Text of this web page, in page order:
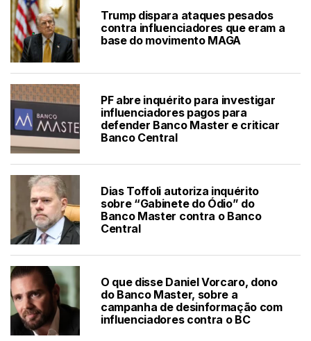
Trump dispara ataques pesados
contra influenciadores que eram a
base do movimento MAGA
PF abre inquérito para investigar
influenciadores pagos para
defender Banco Master e criticar
Banco Central
Dias Toffoli autoriza inquérito
sobre “Gabinete do Ódio” do
Banco Master contra o Banco
Central
O que disse Daniel Vorcaro, dono
do Banco Master, sobre a
campanha de desinformação com
influenciadores contra o BC